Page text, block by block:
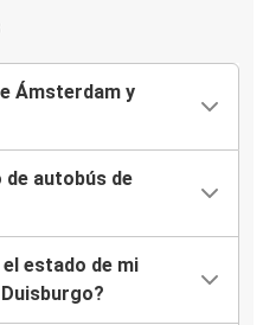
Ámsterdam y
autobús de
estado de mi